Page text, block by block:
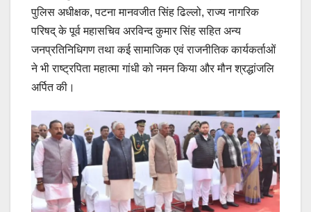
पुलिस अधीक्षक, पटना मानवजीत सिंह ढिल्लो, राज्य नागरिक
परिषद् के पूर्व महासचिव अरविन्द कुमार सिंह सहित अन्य
जनप्रतिनिधिगण तथा कई सामाजिक एवं राजनीतिक कार्यकर्ताओं
ने भी राष्ट्रपिता महात्मा गांधी को नमन किया और मौन श्रद्धांजलि
अर्पित की।